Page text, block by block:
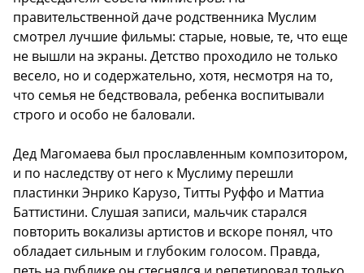
правительственной даче родственника Муслим
смотрел лучшие фильмы: старые, новые, те, что еще
не вышли на экраны. Детство проходило не только
весело, но и содержательно, хотя, несмотря на то,
что семья не бедствовала, ребенка воспитывали
строго и особо не баловали.
Дед Магомаева был прославленным композитором,
и по наследству от него к Муслиму перешли
пластинки Энрико Карузо, Титты Руффо и Маттиа
Баттистини. Слушая записи, мальчик старался
повторить вокализы артистов и вскоре понял, что
обладает сильным и глубоким голосом. Правда,